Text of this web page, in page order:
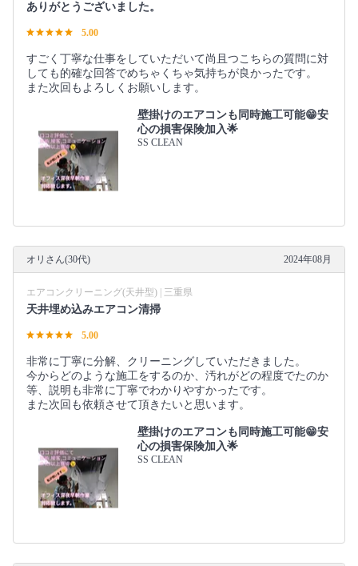
ありがとうございました。
5.00
すごく丁寧な仕事をしていただいて尚且つこちらの質問に対
しても的確な回答でめちゃくちゃ気持ちが良かったです。
また次回もよろしくお願いします。
壁掛けのエアコンも同時施工可能😁安
心の損害保険加入🌟
SS CLEAN
オリさん(30代) 2024年08月
エアコンクリーニング(天井型) | 三重県
天井埋め込みエアコン清掃
5.00
非常に丁寧に分解、クリーニングしていただきました。
今からどのような施工をするのか、汚れがどの程度でたのか
等、説明も非常に丁寧でわかりやすかったです。
また次回も依頼させて頂きたいと思います。
壁掛けのエアコンも同時施工可能😁安
心の損害保険加入🌟
SS CLEAN